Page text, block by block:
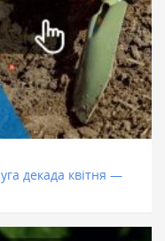
декада квітня —